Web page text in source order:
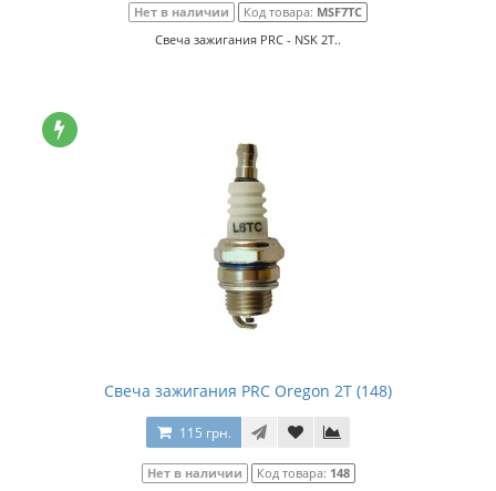
Нет в наличии Код товара: MSF7TC
Свеча зажигания PRC - NSK 2Т..
Свеча зажигания PRC Oregon 2Т (148)
115 грн.
Нет в наличии Код товара: 148